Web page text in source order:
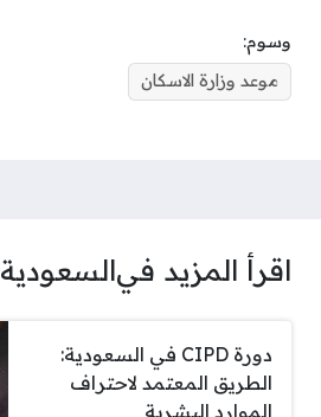
وسوم:
موعد وزارة الاسكان
اقرأ المزيد فيالسعودية
دورة CIPD في السعودية:
الطريق المعتمد لاحتراف
الموارد البشرية